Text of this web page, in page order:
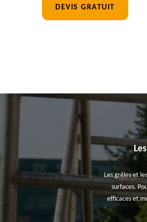
DEVIS GRATUIT
Les grêles et
surfaces.
efficaces et